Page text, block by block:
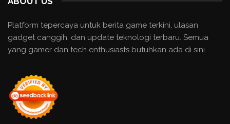
Platform tepercaya untuk berita game terkini, ulasan
gadget canggih, dan update teknologi terbaru. Semua
yang gamer dan tech enthusiasts butuhkan ada di sini.